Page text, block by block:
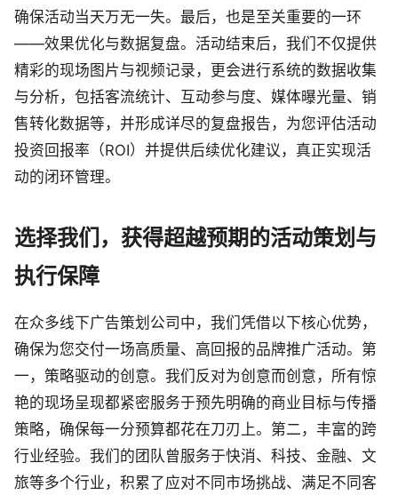
确保活动当天万无一失。最后，也是至关重要的一环
——效果优化与数据复盘。活动结束后，我们不仅提供
精彩的现场图片与视频记录，更会进行系统的数据收集
与分析，包括客流统计、互动参与度、媒体曝光量、销
售转化数据等，并形成详尽的复盘报告，为您评估活动
投资回报率（ROI）并提供后续优化建议，真正实现活
动的闭环管理。
选择我们，获得超越预期的活动策划与
执行保障
在众多线下广告策划公司中，我们凭借以下核心优势，
确保为您交付一场高质量、高回报的品牌推广活动。第
一，策略驱动的创意。我们反对为创意而创意，所有惊
艳的现场呈现都紧密服务于预先明确的商业目标与传播
策略，确保每一分预算都花在刀刃上。第二，丰富的跨
行业经验。我们的团队曾服务于快消、科技、金融、文
旅等多个行业，积累了应对不同市场挑战、满足不同客